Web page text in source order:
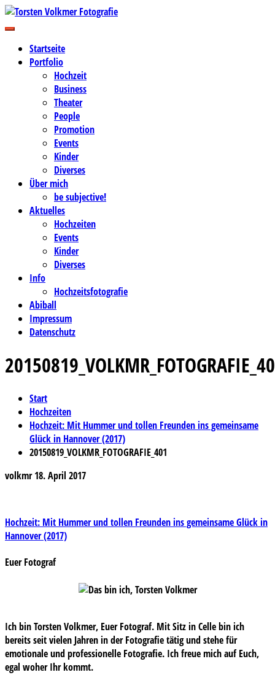
Zum
Inhalt
Torsten Volkmer Fotografie
Business-, Portrait- und Hochzeitsfotografie
Startseite
Portfolio
Hochzeit
Business
Theater
People
Promotion
Events
Kinder
Diverses
Über mich
be subjective!
Aktuelles
Hochzeiten
Events
Kinder
Diverses
Info
Hochzeitsfotografie
Abiball
Impressum
Datenschutz
Start
Hochzeiten
Hochzeit: Mit Hummer und tollen Freunden ins gemeinsame
Glück in Hannover (2017)
20150819_VOLKMR_FOTOGRAFIE_401
volkmr 18. April 2017
Beitragsnavigation
Hochzeit: Mit Hummer und tollen Freunden ins gemeinsame Glück in
Hannover (2017)
Euer Fotograf
Ich bin Torsten Volkmer, Euer Fotograf. Mit Sitz in Celle bin ich
bereits seit vielen Jahren in der Fotografie tätig und stehe für
emotionale und professionelle Fotografie. Ich freue mich auf Euch,
egal woher Ihr kommt.